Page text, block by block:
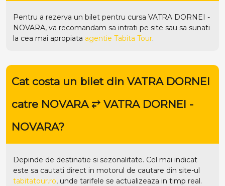
Pentru a rezerva un bilet pentru cursa VATRA DORNEI -
NOVARA, va recomandam sa intrati pe site sau sa sunati
la cea mai apropiata agentie Tabita Tour.
Cat costa un bilet din VATRA DORNEI
catre NOVARA ⥂ VATRA DORNEI -
NOVARA?
Depinde de destinatie si sezonalitate. Cel mai indicat
este sa cautati direct in motorul de cautare din site-ul
tabitatour.ro, unde tarifele se actualizeaza in timp real.